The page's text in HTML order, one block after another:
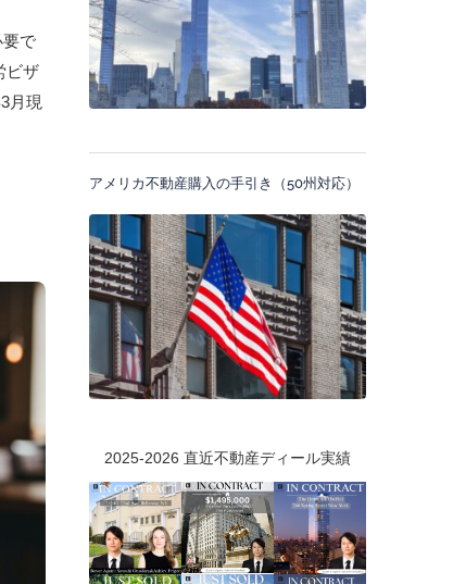
で
ビザ
月現
アメリカ不動産購入の手引き（50州対応）
2025-2026 直近不動産ディール実績